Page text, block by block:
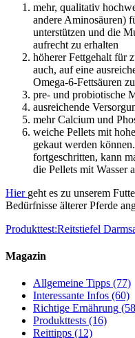
mehr, qualitativ
andere Aminosäuren)
unterstützen und die
aufrecht zu erhalten
höherer Fettgehalt für
auch, auf eine
Omega-6-Fettsäuren
pre- und probiotische
ausreichende
mehr Calcium und
weiche Pellets mit
gekaut werden
fortgeschritten, kann
die Pellets mit Wasser
Hier geht es zu unserem
Bedürfnisse älterer Pferde
Produkttest:Reitstiefel
Magazin
Allgemeine Tipps (77)
Interessante Infos (60)
Richtige Ernährung
Produkttests (16)
Reittipps (12)